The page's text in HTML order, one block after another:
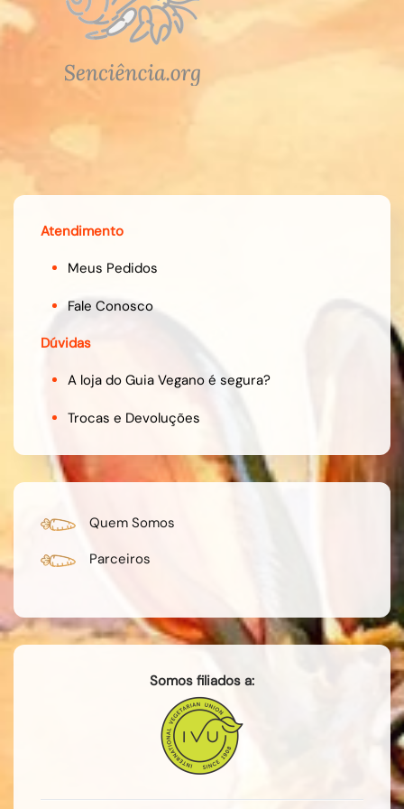
Atendimento
Meus Pedidos
Fale Conosco
Dúvidas
A loja do Guia Vegano é segura?
Trocas e Devoluções
Quem Somos
Parceiros
Somos filiados a: